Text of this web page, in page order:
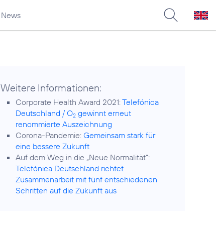
News
Weitere Informationen:
Corporate Health Award 2021:Telefónica
Deutschland / O2 gewinnt erneut
renommierte Auszeichnung
Corona-Pandemie:Gemeinsam stark für
eine bessere Zukunft
Auf dem Weg in die „Neue Normalität“:
Telefónica Deutschland richtet
Zusammenarbeit mit fünf entschiedenen
Schritten auf die Zukunft aus